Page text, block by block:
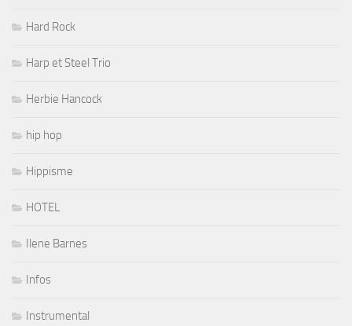
Hard Rock
Harp et Steel Trio
Herbie Hancock
hip hop
Hippisme
HOTEL
Ilene Barnes
Infos
Instrumental